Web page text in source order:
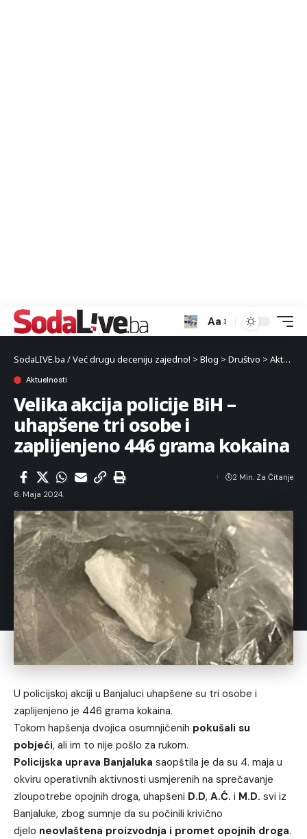
Aa
SodaLIVE.ba / Već drugu deceniju zajedno! > Blog > Društvo > Aktuelnosti
Aktuelnosti
Velika akcija policije BiH –
uhapšene tri osobe i
zaplijenjeno 446 grama kokaina
6. Maja 2024.
2 Min. Za Čitanje
U policijskoj akciji u Banjaluci uhapšene su tri osobe i
zaplijenjeno je 446 grama kokaina.
Tokom hapšenja dvojica osumnjičenih pokušali su
pobjeći, ali im to nije pošlo za rukom.
Policijska uprava Banjaluka saopštila je da su 4. maja u
okviru operativnih aktivnosti usmjerenih na sprečavanje
zloupotrebe opojnih droga, uhapšeni D.D, A.Ć. i M.D. svi iz
Banjaluke, zbog sumnje da su počinili krivično
djelo neovlaštena proizvodnja i promet opojnih droga.